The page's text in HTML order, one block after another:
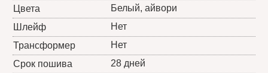
Цвета
Белый, айвори
Шлейф
Нет
Трансформер
Нет
Срок пошива
28 дней